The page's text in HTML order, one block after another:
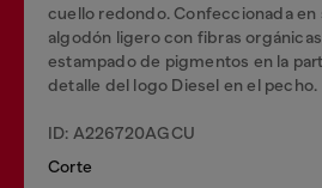
cuello redondo. Confeccionada en
algodón ligero con fibras
estampado de pigmentos en la
detalle del logo Diesel en el pecho.
ID: A226720AGCU
Corte